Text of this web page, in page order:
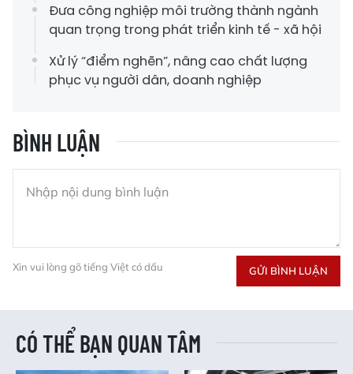
Đưa công nghiệp môi trường thành ngành
quan trọng trong phát triển kinh tế - xã hội
Xử lý “điểm nghẽn”, nâng cao chất lượng
phục vụ người dân, doanh nghiệp
BÌNH LUẬN
Xin vui lòng gõ tiếng Việt có dấu GỬI BÌNH LUẬN
CÓ THỂ BẠN QUAN TÂM